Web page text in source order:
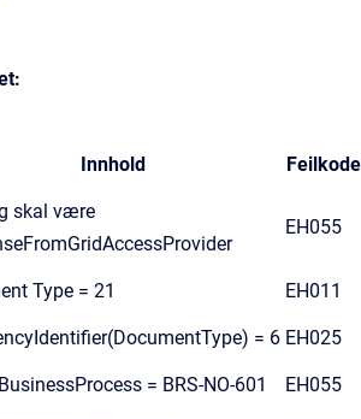
Innhold Feilkode
skal være
EH055
Type = 21 EH011
= 6 EH025
= BRS-NO-601 EH055